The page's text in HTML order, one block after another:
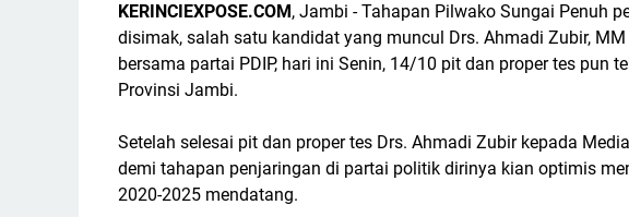
KERINCIEXPOSE.COM, Jambi - Tahapan Pilwako Sungai Penuh
disimak, salah satu kandidat yang muncul Drs. Ahmadi Zubir,
bersama partai PDIP, hari ini Senin, 14/10 pit dan proper tes pun
Provinsi Jambi.
Setelah selesai pit dan proper tes Drs. Ahmadi Zubir kepada
demi tahapan penjaringan di partai politik dirinya kian optimis
2020-2025 mendatang.